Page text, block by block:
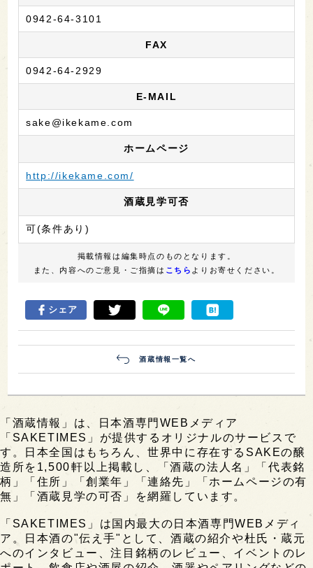
0942-64-3101
FAX
0942-64-2929
E-MAIL
sake@ikekame.com
ホームページ
http://ikekame.com/
酒蔵見学可否
可(条件あり)
掲載情報は編集時点のものとなります。
また、内容へのご意見・ご指摘は こちら よりお寄せください。
シェア
酒蔵情報一覧へ
「酒蔵情報」は、日本酒専門WEBメディア
「SAKETIMES」が提供するオリジナルのサービスで
す。日本全国はもちろん、世界中に存在するSAKEの醸
造所を1,500軒以上掲載し、「酒蔵の法人名」「代表銘
柄」「住所」「創業年」「連絡先」「ホームページの有
無」「酒蔵見学の可否」を網羅しています。
「SAKETIMES」は国内最大の日本酒専門WEBメディ
ア。日本酒の"伝え手"として、酒蔵の紹介や杜氏・蔵元
へのインタビュー、注目銘柄のレビュー、イベントのレ